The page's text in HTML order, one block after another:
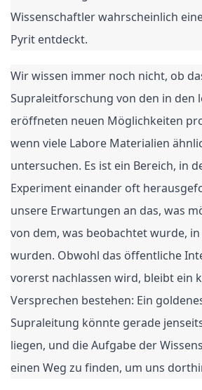
Wissenschaftler wahrscheinlich
Pyrit entdeckt.
Wir wissen immer noch nicht, ob
Supraleitforschung von den in den
eröffneten neuen Möglichkeiten
wenn viele Labore Materialien
untersuchen. Es ist ein Bereich, in
Experiment einander oft
unsere Erwartungen an das, was
von dem, was beobachtet wurde,
wurden. Obwohl das öffentliche
vorerst nachlassen wird, bleibt ein
Versprechen bestehen: Ein
Supraleitung könnte gerade
liegen, und die Aufgabe der
einen Weg zu finden, um uns